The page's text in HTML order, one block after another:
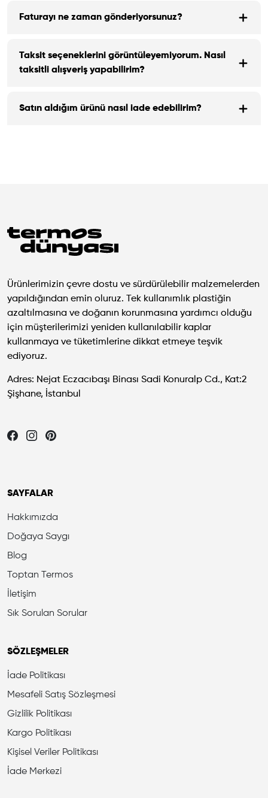
Faturayı ne zaman gönderiyorsunuz?
Taksit seçeneklerini görüntüleyemiyorum. Nasıl
taksitli alışveriş yapabilirim?
Satın aldığım ürünü nasıl iade edebilirim?
Ürünlerimizin çevre dostu ve sürdürülebilir malzemelerden
yapıldığından emin oluruz. Tek kullanımlık plastiğin
azaltılmasına ve doğanın korunmasına yardımcı olduğu
için müşterilerimizi yeniden kullanılabilir kaplar
kullanmaya ve tüketimlerine dikkat etmeye teşvik
ediyoruz.
Adres: Nejat Eczacıbaşı Binası Sadi Konuralp Cd., Kat:2
Şişhane, İstanbul
Let's be friends...
SAYFALAR
Hakkımızda
Doğaya Saygı
Blog
Toptan Termos
İletişim
Sık Sorulan Sorular
SÖZLEŞMELER
İade Politikası
Mesafeli Satış Sözleşmesi
Gizlilik Politikası
Kargo Politikası
Kişisel Veriler Politikası
İade Merkezi